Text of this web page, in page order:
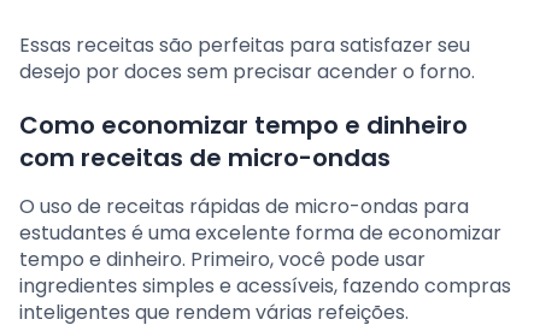
Essas receitas são perfeitas para satisfazer seu
desejo por doces sem precisar acender o forno.
Como economizar tempo e dinheiro
com receitas de micro-ondas
O uso de receitas rápidas de micro-ondas para
estudantes é uma excelente forma de economizar
tempo e dinheiro. Primeiro, você pode usar
ingredientes simples e acessíveis, fazendo compras
inteligentes que rendem várias refeições.